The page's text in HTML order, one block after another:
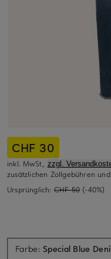
CHF 30
inkl. MwSt., zzgl.
zusätzlichen Zollgebühren
Ursprünglich: CHF 50 (-40%)
Farbe: Special Blue